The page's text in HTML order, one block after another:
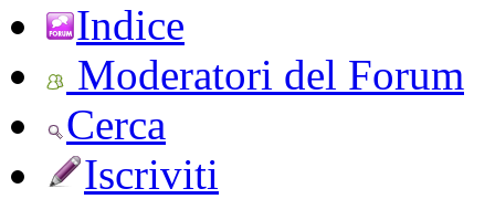
Indice
Moderatori del Forum
Cerca
Iscriviti